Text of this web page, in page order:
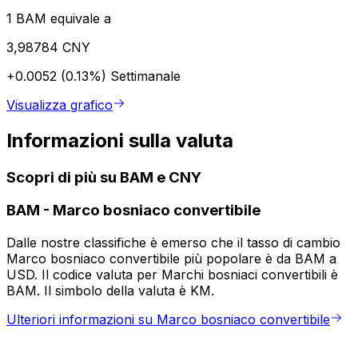
1 BAM equivale a
3,98784 CNY
+0.0052 (0.13%) Settimanale
Visualizza grafico
Informazioni sulla valuta
Scopri di più su BAM e CNY
BAM - Marco bosniaco convertibile
Dalle nostre classifiche è emerso che il tasso di cambio
Marco bosniaco convertibile più popolare è da BAM a
USD. Il codice valuta per Marchi bosniaci convertibili è
BAM. Il simbolo della valuta è KM.
Ulteriori informazioni su Marco bosniaco convertibile